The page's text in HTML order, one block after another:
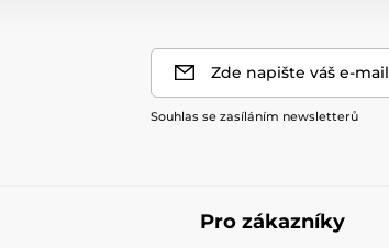
Zde napište váš e-mail
Souhlas se zasíláním newsletterů
Pro zákazníky